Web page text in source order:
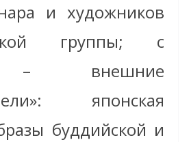
и художников
группы; с
– внешние
японская
буддийской и